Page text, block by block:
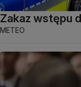
Zakaz wstępu
METEO